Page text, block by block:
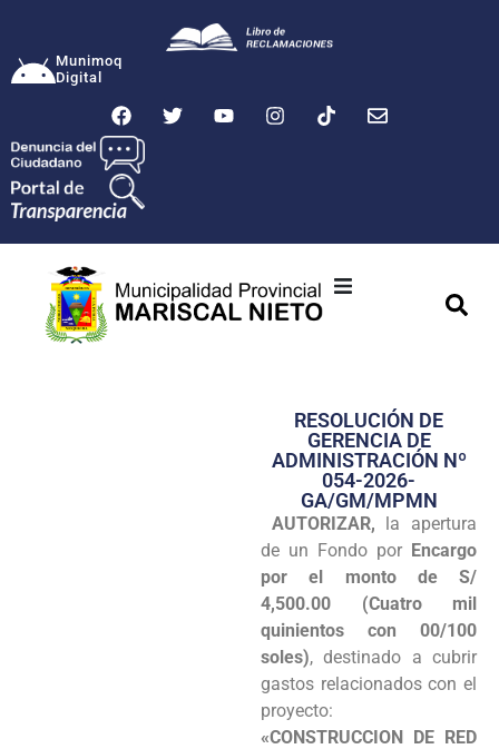
Munimoq
Digital
Transparencia
Seguridad
Programas
Intranet
RESOLUCIÓN DE
GERENCIA DE
ADMINISTRACIÓN Nº
054-2026-
GA/GM/MPMN
AUTORIZAR, la apertura
de un Fondo por Encargo
por el monto de S/
4,500.00 (Cuatro mil
quinientos con 00/100
soles), destinado a cubrir
gastos relacionados con el
proyecto:
«CONSTRUCCION DE RED